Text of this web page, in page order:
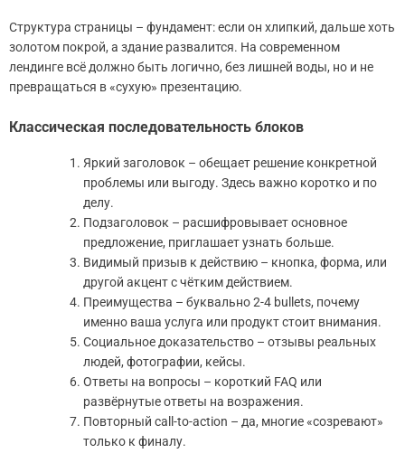
Структура страницы – фундамент: если он хлипкий, дальше хоть
золотом покрой, а здание развалится. На современном
лендинге всё должно быть логично, без лишней воды, но и не
превращаться в «сухую» презентацию.
Классическая последовательность блоков
Яркий заголовок – обещает решение конкретной
проблемы или выгоду. Здесь важно коротко и по
делу.
Подзаголовок – расшифровывает основное
предложение, приглашает узнать больше.
Видимый призыв к действию – кнопка, форма, или
другой акцент с чётким действием.
Преимущества – буквально 2-4 bullets, почему
именно ваша услуга или продукт стоит внимания.
Социальное доказательство – отзывы реальных
людей, фотографии, кейсы.
Ответы на вопросы – короткий FAQ или
развёрнутые ответы на возражения.
Повторный call-to-action – да, многие «созревают»
только к финалу.